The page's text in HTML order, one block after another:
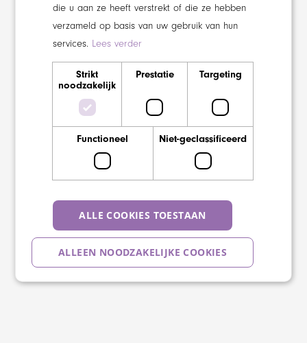
die u aan ze heeft verstrekt of die ze hebben
verzameld op basis van uw gebruik van hun
services. Lees verder
Strikt
noodzakelijk
Prestatie Targeting
Functioneel Niet-geclassificeerd
ALLE COOKIES TOESTAAN
ALLEEN NOODZAKELIJKE COOKIES